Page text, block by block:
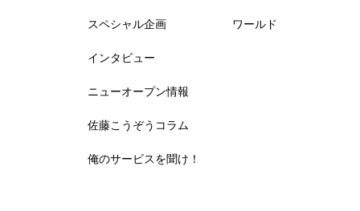
スペシャル企画
インタビュー
ニューオープン情報
佐藤こうぞうコラム
俺のサービスを聞け！
ワールド